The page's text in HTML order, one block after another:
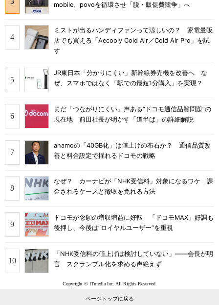
mobile、povoを循環させ「脱・販促費競争」へ
ミストが出るハンディファンって涼しいの？ 家電量販
店でも買える「Aecooly Cold Air／Cold Air Pro」を試
す
JR東日本「分かりにくい」新幹線券売機を改善へ な
ぜ、スマホではなく「駅での最短1分購入」を実現？
まだ「つながりにくい」声ある“ドコモ通信品質問題”の
現在地 前田社長が明かす「道半ば」の詳細解説
ahamoの「40GB化」は値上げの布石か？ 通信品質改
善と料金設定で揺れるドコモの戦略
なぜ？ カーナビが「NHK受信料」対象になるワケ 課
金されるケースと徴収を免れる方法
ドコモが念願の増収増益に好転 「ドコモMAX」好調も
後押し、今後は“ロイヤルユーザー”を重視
「NHK受信料の値上げは検討していない」――会長が明
言 スクランブル化を求める声絶えず
Copyright © ITmedia Inc. All Rights Reserved.
ページトップに戻る